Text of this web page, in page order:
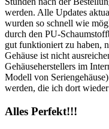
werden. Alle Updates
wurden so schnell wie
durch den PU-
gut funktioniert zu haben,
Gehäuse ist nicht
Gehäuseherstellers im
Modell von
werden, die ich dort
Alles Perfekt!!!